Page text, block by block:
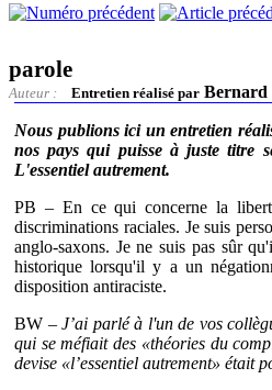
parole
Auteur : Entretien réalisé par Bernard
Nous publions ici un entretien
nos pays qui puisse à juste titre
L'essentiel autrement.
PB – En ce qui concerne la
discriminations raciales. Je suis
anglo-saxons. Je ne suis pas sûr
historique lorsqu'il y a un
disposition antiraciste.
BW –J’ai parlé à l'un de vos
qui se méfiait des «théories du
devise «l’essentiel autrement» était